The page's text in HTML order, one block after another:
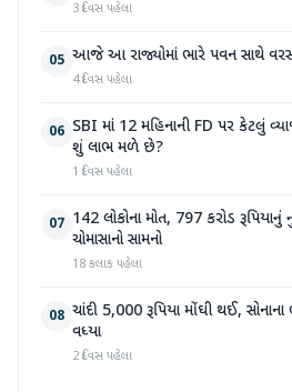
3 દિવસ પહેલા
05 આજે આ રાજ્યોમાં ભારે પવન સાથે
4 દિવસ પહેલા
06 SBI માં 12 મહિનાની FD પર કેટલું
શું લાભ મળે છે?
1 દિવસ પહેલા
07 142 લોકોના મોત, 797 કરોડ રૂપિયાનું
ચોમાસાનો સામનો
18 કલાક પહેલા
08 ચાંદી 5,000 રૂપિયા મોંઘી થઈ,
વધ્યા
2 દિવસ પહેલા